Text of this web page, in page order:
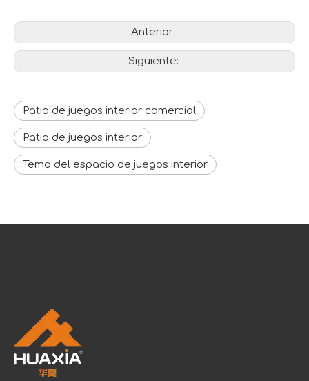
Anterior:
Siguiente:
Patio de juegos interior comercial
Patio de juegos interior
Tema del espacio de juegos interior